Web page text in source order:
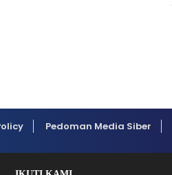
Pedoman Media Siber